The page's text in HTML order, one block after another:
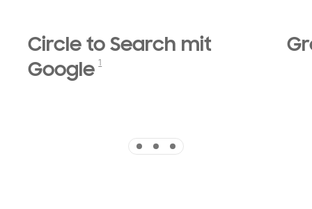
Circle to Search mit
Google 1